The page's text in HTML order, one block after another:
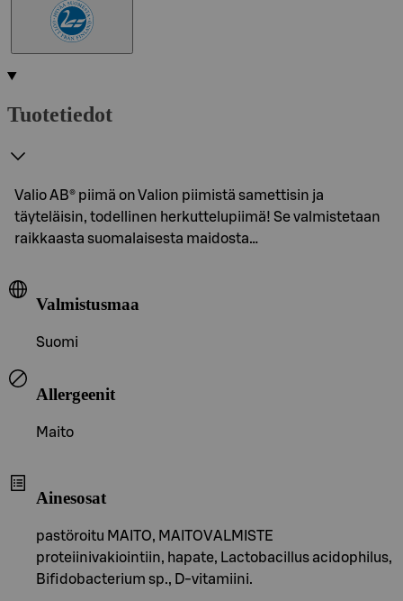
Tuotetiedot
Valio AB® piimä on Valion piimistä samettisin ja
täyteläisin, todellinen herkuttelupiimä! Se valmistetaan
raikkaasta suomalaisesta maidosta…
Valmistusmaa
Suomi
Allergeenit
Maito
Ainesosat
pastöroitu MAITO, MAITOVALMISTE
proteiinivakiointiin, hapate, Lactobacillus acidophilus,
Bifidobacterium sp., D-vitamiini.